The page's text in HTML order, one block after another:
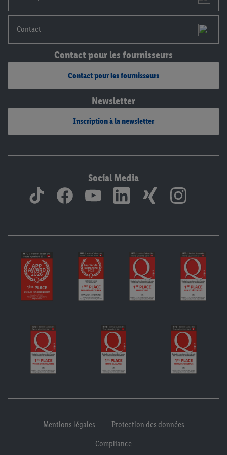
Contact
Contact pour les fournisseurs
Contact pour les fournisseurs
Newsletter
Inscription à la newsletter
Social Media
Mentions légales
Protection des données
Compliance